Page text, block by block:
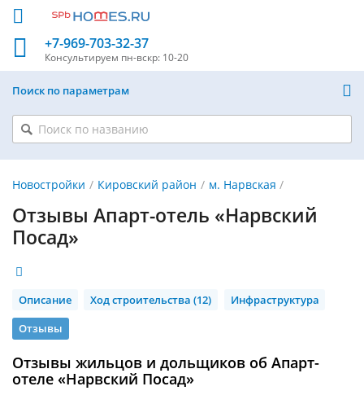
+7-969-703-32-37
Консультируем пн-вскр: 10-20
Поиск по параметрам
Новостройки Кировский район м. Нарвская
Отзывы Апарт-отель «Нарвский
Посад»
Описание Ход строительства (12)
Инфраструктура
Отзывы
Отзывы жильцов и дольщиков об Апарт-
отеле «Нарвский Посад»